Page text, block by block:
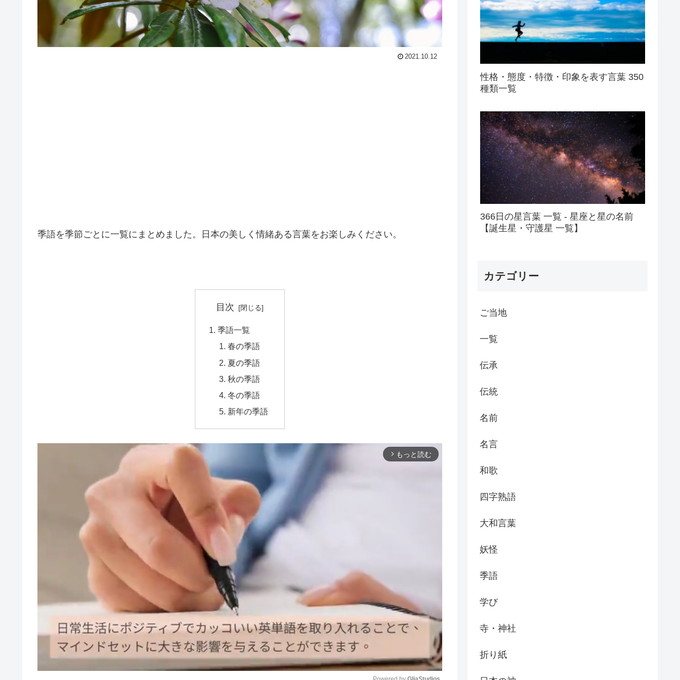
2021.10.12
季語を季節ごとに一覧にまとめました。日本の美しく情緒ある言葉をお楽しみください。
目次
季語一覧
春の季語
夏の季語
秋の季語
冬の季語
新年の季語
arrow_forward_ios もっと読む
性格・態度・特徴・印象を表す言葉 350
種類一覧
366日の星言葉 一覧 - 星座と星の名前
【誕生星・守護星 一覧】
カテゴリー
ご当地
一覧
伝承
伝統
名前
名言
和歌
四字熟語
大和言葉
妖怪
季語
学び
寺・神社
折り紙